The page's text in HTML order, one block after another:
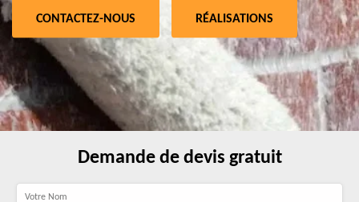
CONTACTEZ-NOUS RÉALISATIONS
Demande de devis gratuit